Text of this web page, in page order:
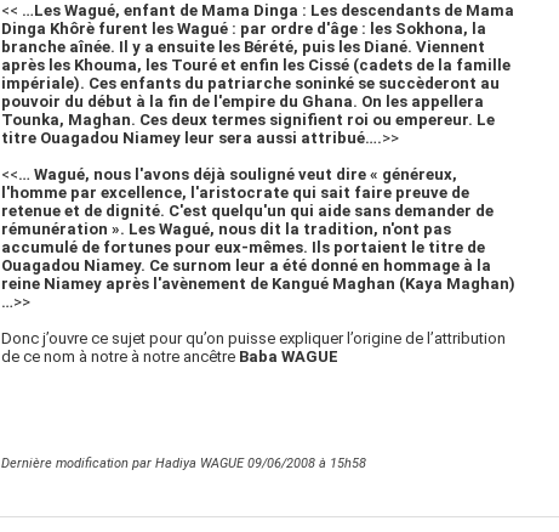
<< …Les Wagué, enfant de Mama Dinga : Les descendants de Mama
Dinga Khôrè furent les Wagué : par ordre d'âge : les Sokhona, la
branche aînée. Il y a ensuite les Bérété, puis les Diané. Viennent
après les Khouma, les Touré et enfin les Cissé (cadets de la famille
impériale). Ces enfants du patriarche soninké se succèderont au
pouvoir du début à la fin de l'empire du Ghana. On les appellera
Tounka, Maghan. Ces deux termes signifient roi ou empereur. Le
titre Ouagadou Niamey leur sera aussi attribué….>>
<<… Wagué, nous l'avons déjà souligné veut dire « généreux,
l'homme par excellence, l'aristocrate qui sait faire preuve de
retenue et de dignité. C'est quelqu'un qui aide sans demander de
rémunération ». Les Wagué, nous dit la tradition, n'ont pas
accumulé de fortunes pour eux-mêmes. Ils portaient le titre de
Ouagadou Niamey. Ce surnom leur a été donné en hommage à la
reine Niamey après l'avènement de Kangué Maghan (Kaya Maghan)
…>>
Donc j’ouvre ce sujet pour qu’on puisse expliquer l’origine de l’attribution
de ce nom à notre à notre ancêtre Baba WAGUE
Dernière modification par Hadiya WAGUE 09/06/2008 à 15h58